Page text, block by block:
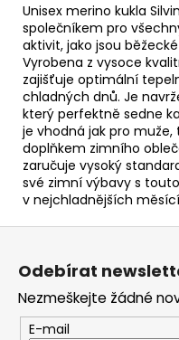
Unisex merino kukla
společníkem pro
aktivit, jako jsou
Vyrobena z vysoce
zajišťuje optimální
chladných dnů. Je
který perfektně sedne
je vhodná jak pro muže,
doplňkem zimního
zaručuje vysoký
své zimní výbavy s
v nejchladnějších
Z
Odebírat
Nezmeškejte žádné
E-mail